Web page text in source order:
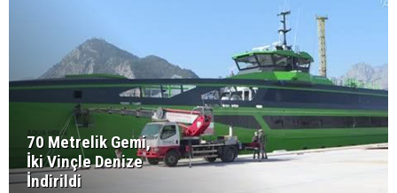
70 Metrelik Gemi,
İki Vinçle Denize
İndirildi